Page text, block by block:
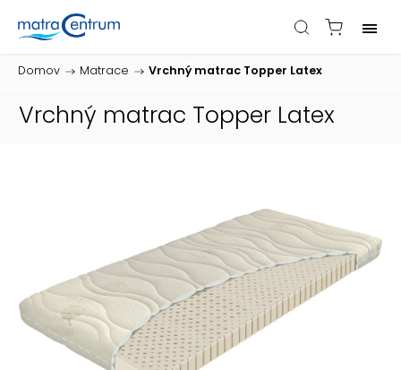
Domov / Matrace / Vrchný matrac Topper Latex
Vrchný matrac Topper Latex